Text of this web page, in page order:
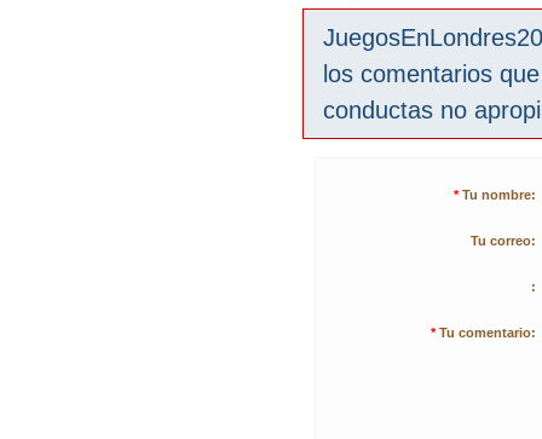
los comentarios
conductas no
* Tu nombre:
Tu correo:
:
* Tu comentario: